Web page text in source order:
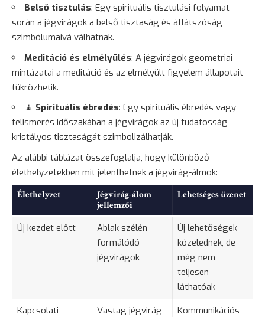
Belső tisztulás: Egy spirituális tisztulási folyamat
során a jégvirágok a belső tisztaság és átlátszóság
szimbólumaivá válhatnak.
Meditáció és elmélyülés: A jégvirágok geometriai
mintázatai a meditáció és az elmélyült figyelem állapotait
tükrözhetik.
🧘 Spirituális ébredés: Egy spirituális ébredés vagy
felismerés időszakában a jégvirágok az új tudatosság
kristályos tisztaságát szimbolizálhatják.
Az alábbi táblázat összefoglalja, hogy különböző
élethelyzetekben mit jelenthetnek a jégvirág-álmok:
Élethelyzet
Jégvirág-álom
jellemzői
Lehetséges üzenet
Új kezdet előtt
Ablak szélén
formálódó
jégvirágok
Új lehetőségek
közelednek, de
még nem
teljesen
láthatóak
Kapcsolati
Vastag jégvirág-
Kommunikációs